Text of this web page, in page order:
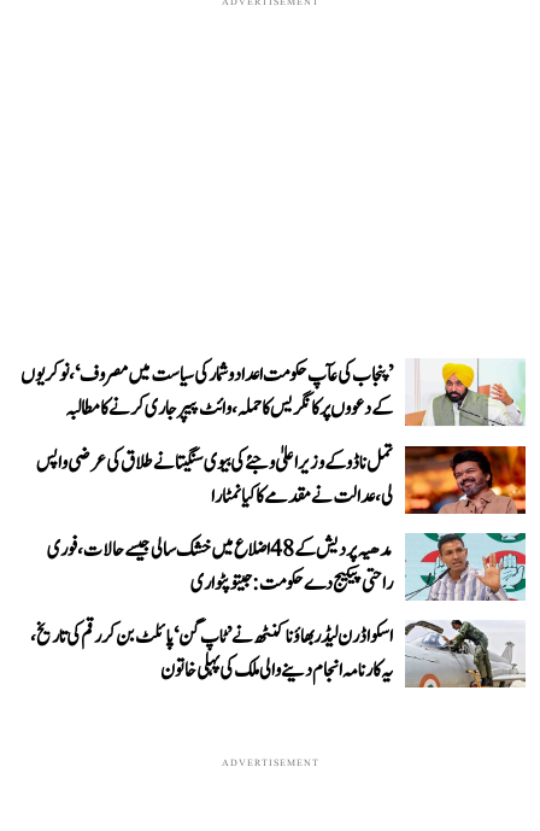
’پنجاب کی عآپ حکومت اعداد و شمار کی سیاست میں مصروف‘، نوکریوں
کے دعووں پر کانگریس کا حملہ، وائٹ پیپر جاری کرنے کا مطالبہ
تمل ناڈو کے وزیر اعلیٰ وجئے کی بیوی سنگیتا نے طلاق کی عرضی واپس
لی، عدالت نے مقدمے کا کیا نمٹارا
مدھیہ پردیش کے 48 اضلاع میں خشک سالی جیسے حالات، فوری
راحتی پیکیج دے حکومت: جیتو پٹواری
اسکواڈرن لیڈر بھاؤنا کنٹھ نے ’ٹاپ گن‘ پائلٹ بن کر رقم کی تاریخ،
یہ کارنامہ انجام دینے والی ملک کی پہلی خاتون
ADVERTISEMENT